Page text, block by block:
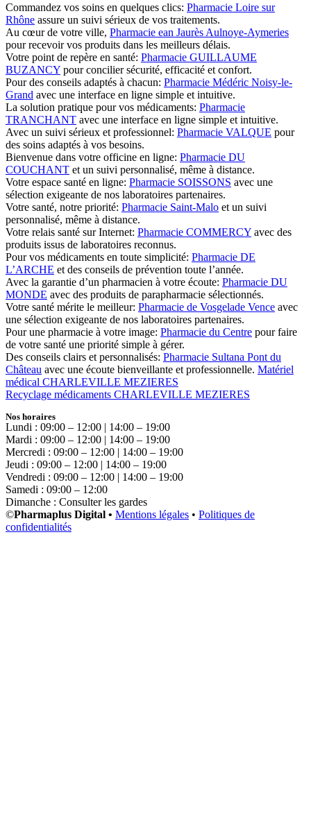
Commandez vos soins en quelques clics: Pharmacie Loire sur
Rhône assure un suivi sérieux de vos traitements.
Au cœur de votre ville, Pharmacie ean Jaurès Aulnoye-Aymeries
pour recevoir vos produits dans les meilleurs délais.
Votre point de repère en santé: Pharmacie GUILLAUME
BUZANCY pour concilier sécurité, efficacité et confort.
Pour des conseils adaptés à chacun: Pharmacie Médéric Noisy-le-
Grand avec une interface en ligne simple et intuitive.
La solution pratique pour vos médicaments: Pharmacie
TRANCHANT avec une interface en ligne simple et intuitive.
Avec un suivi sérieux et professionnel: Pharmacie VALQUE pour
des soins adaptés à vos besoins.
Bienvenue dans votre officine en ligne: Pharmacie DU
COUCHANT et un suivi personnalisé, même à distance.
Votre espace santé en ligne: Pharmacie SOISSONS avec une
sélection exigeante de nos laboratoires partenaires.
Votre santé, notre priorité: Pharmacie Saint-Malo et un suivi
personnalisé, même à distance.
Votre relais santé sur Internet: Pharmacie COMMERCY avec des
produits issus de laboratoires reconnus.
Pour vos médicaments en toute simplicité: Pharmacie DE
L’ARCHE et des conseils de prévention toute l’année.
Avec la garantie d’un pharmacien à votre écoute: Pharmacie DU
MONDE avec des produits de parapharmacie sélectionnés.
Votre santé mérite le meilleur: Pharmacie de Vosgelade Vence avec
une sélection exigeante de nos laboratoires partenaires.
Pour une pharmacie à votre image: Pharmacie du Centre pour faire
de votre santé une priorité simple à gérer.
Des conseils clairs et personnalisés: Pharmacie Sultana Pont du
Château avec une écoute bienveillante et professionnelle. Matériel
médical CHARLEVILLE MEZIERES
Recyclage médicaments CHARLEVILLE MEZIERES
Nos horaires
Lundi : 09:00 – 12:00 | 14:00 – 19:00
Mardi : 09:00 – 12:00 | 14:00 – 19:00
Mercredi : 09:00 – 12:00 | 14:00 – 19:00
Jeudi : 09:00 – 12:00 | 14:00 – 19:00
Vendredi : 09:00 – 12:00 | 14:00 – 19:00
Samedi : 09:00 – 12:00
Dimanche : Consulter les gardes
©Pharmaplus Digital • Mentions légales • Politiques de
confidentialités